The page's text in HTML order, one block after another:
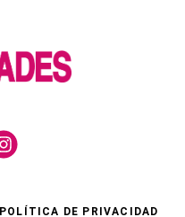
POLÍTICA DE PRIVACIDAD